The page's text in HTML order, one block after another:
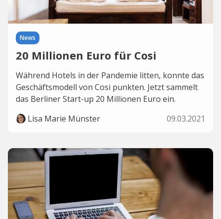
News
20 Millionen Euro für Cosi
Während Hotels in der Pandemie litten, konnte das
Geschäftsmodell von Cosi punkten. Jetzt sammelt
das Berliner Start-up 20 Millionen Euro ein.
Lisa Marie Münster
09.03.2021